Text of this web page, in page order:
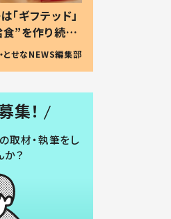
ギフテッド」
”を作り続け
#令和の子
とせなNEWS編集部
集！
取材・執筆をし
？